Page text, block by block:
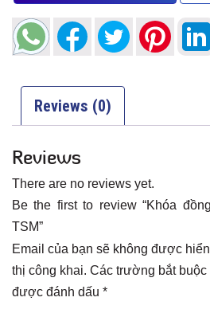
Reviews (0)
Reviews
There are no reviews yet.
Be the first to review “Khóa đồng
TSM”
Email của bạn sẽ không được hiển
thị công khai. Các trường bắt buộc
được đánh dấu *